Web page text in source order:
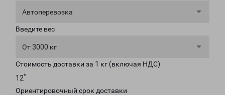
Автоперевозка
Введите вес
От 3000 кг
Стоимость доставки за 1 кг (включая НДС)
12*
Ориентировочный срок доставки